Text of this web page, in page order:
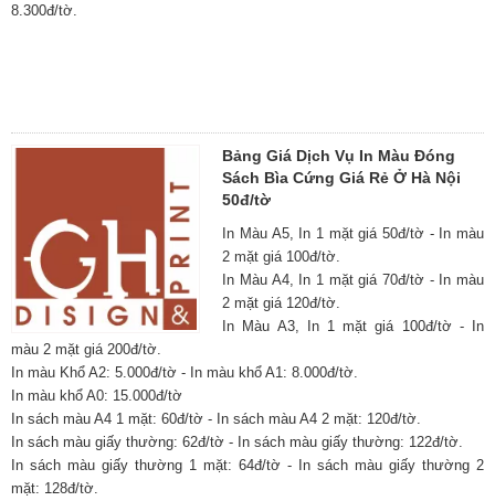
8.300đ/tờ.
Bảng Giá Dịch Vụ In Màu Đóng
Sách Bìa Cứng Giá Rẻ Ở Hà Nội
50đ/tờ
In Màu A5, In 1 mặt giá 50đ/tờ - In màu
2 mặt giá 100đ/tờ.
In Màu A4, In 1 mặt giá 70đ/tờ - In màu
2 mặt giá 120đ/tờ.
In Màu A3, In 1 mặt giá 100đ/tờ - In
màu 2 mặt giá 200đ/tờ.
In màu Khổ A2: 5.000đ/tờ - In màu khổ A1: 8.000đ/tờ.
In màu khổ A0: 15.000đ/tờ
In sách màu A4 1 mặt: 60đ/tờ - In sách màu A4 2 mặt: 120đ/tờ.
In sách màu giấy thường: 62đ/tờ - In sách màu giấy thường: 122đ/tờ.
In sách màu giấy thường 1 mặt: 64đ/tờ - In sách màu giấy thường 2
mặt: 128đ/tờ.